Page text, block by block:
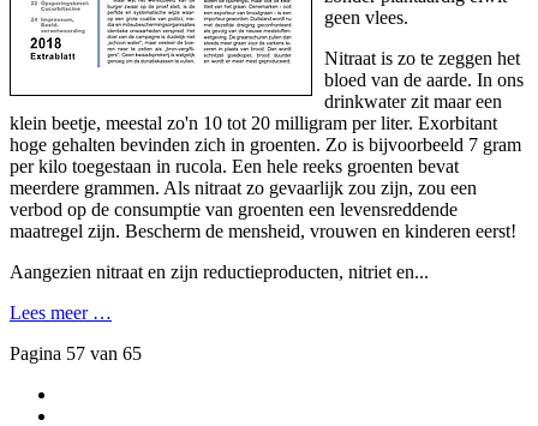
geen vlees.
Nitraat is zo te zeggen het
bloed van de aarde. In ons
drinkwater zit maar een
klein beetje, meestal zo'n 10 tot 20 milligram per liter. Exorbitant
hoge gehalten bevinden zich in groenten. Zo is bijvoorbeeld 7 gram
per kilo toegestaan in rucola. Een hele reeks groenten bevat
meerdere grammen. Als nitraat zo gevaarlijk zou zijn, zou een
verbod op de consumptie van groenten een levensreddende
maatregel zijn. Bescherm de mensheid, vrouwen en kinderen eerst!
Aangezien nitraat en zijn reductieproducten, nitriet en...
Lees meer …
Pagina 57 van 65